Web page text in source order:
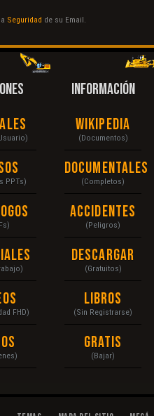
Seguridad de su Email.
PPTs)
FHD)
INFORMACIÓN
Wikipedia
(Documentos)
Documentales
(Completos)
Accidentes
(Peligros)
Descargar
(Gratuitos)
Libros
(Sin Registrarse)
Gratis
(Bajar)